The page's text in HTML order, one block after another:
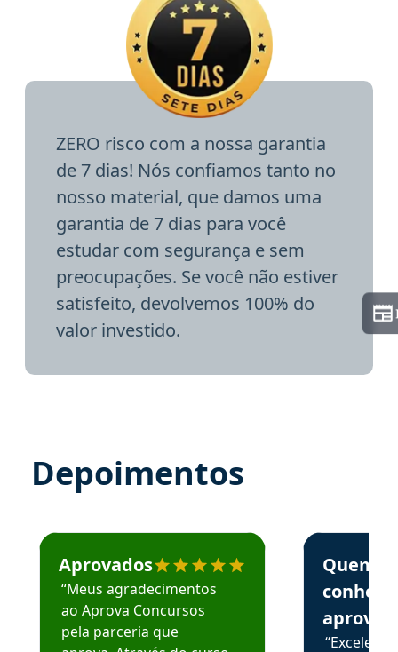
ZERO risco com a nossa garantia
de 7 dias! Nós confiamos tanto no
nosso material, que damos uma
garantia de 7 dias para você
estudar com segurança e sem
preocupações. Se você não estiver
satisfeito, devolvemos 100% do
valor investido.
Depoimentos
Estudante José recomenda o Aprova Concursos em
Aprovados
“Meus agradecimentos
ao Aprova Concursos
pela parceria que
Estudante
Quem
aprova